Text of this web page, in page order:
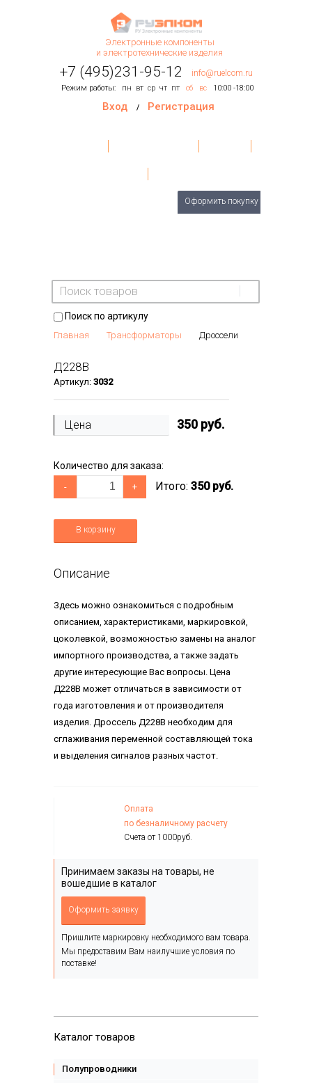
Электронные компоненты
и электротехнические изделия
+7 (495)231-95-12 info@ruelcom.ru
Режим работы: пн вт ср чт пт сб вс 10:00 -18:00
Вход / Регистрация
Оформить покупку
Поиск по артикулу
Главная Трансформаторы Дроссели
Д228В
Артикул: 3032
Цена 350 руб.
Количество для заказа:
- + Итого: 350 руб.
В корзину
Описание
Здесь можно ознакомиться с подробным
описанием, характеристиками, маркировкой,
цоколевкой, возможностью замены на аналог
импортного производства, а также задать
другие интересующие Вас вопросы. Цена
Д228В может отличаться в зависимости от
года изготовления и от производителя
изделия. Дроссель Д228В необходим для
сглаживания переменной составляющей тока
и выделения сигналов разных частот.
Оплата
по безналичному расчету
Счета от 1000руб.
Принимаем заказы на товары, не
вошедшие в каталог
Оформить заявку
Пришлите маркировку необходимого вам товара.
Мы предоставим Вам наилучшие условия по
поставке!
Каталог товаров
Полупроводники